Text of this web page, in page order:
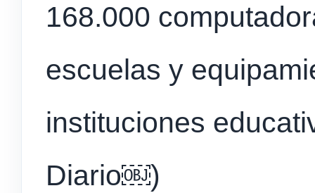
168.000
escuelas y
instituciones
Diario⁠￼)